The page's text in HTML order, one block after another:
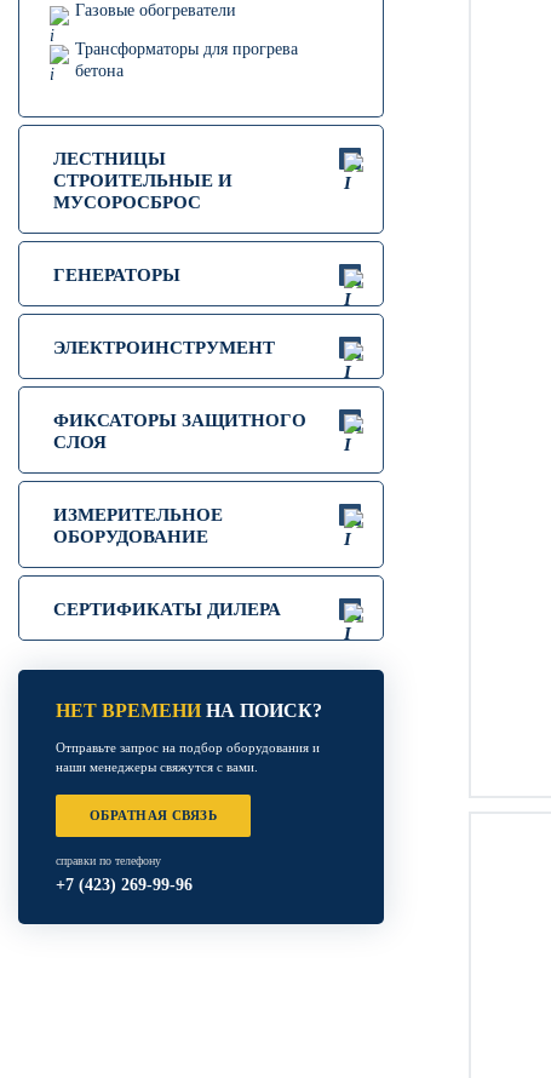
Газовые обогреватели
Трансформаторы для прогрева
бетона
ЛЕСТНИЦЫ
СТРОИТЕЛЬНЫЕ И
МУСОРОСБРОС
ГЕНЕРАТОРЫ
ЭЛЕКТРОИНСТРУМЕНТ
ФИКСАТОРЫ ЗАЩИТНОГО
СЛОЯ
ИЗМЕРИТЕЛЬНОЕ
ОБОРУДОВАНИЕ
СЕРТИФИКАТЫ ДИЛЕРА
НЕТ ВРЕМЕНИНА ПОИСК?
Отправьте запрос на подбор оборудования и
наши менеджеры свяжутся с вами.
ОБРАТНАЯ СВЯЗЬ
справки по телефону
+7 (423) 269-99-96